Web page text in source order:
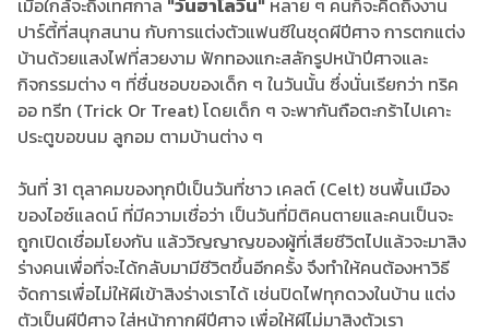
เมื่อใกล้จะถึงเทศกาล "วันฮาโลวีน" หลาย ๆ คนก็จะคิดถึงงาน
ปาร์ตี้ที่สนุกสนาน กับการแต่งตัวแฟนซีในชุดผีปีศาจ การตกแต่ง
บ้านด้วยแสงไฟที่สวยงาม ฟักทองแกะสลักรูปหน้าปีศาจและ
กิจกรรมต่าง ๆ ที่ชื่นชอบของเด็ก ๆ ในวันนั้น ซึ่งนั่นเรียกว่า ทริค
ออ ทรีท (Trick Or Treat) โดยเด็ก ๆ จะพากันถือตะกร้าไปเคาะ
ประตูขอขนม ลูกอม ตามบ้านต่าง ๆ
วันที่ 31 ตุลาคมของทุกปีเป็นวันที่ชาว เคลต์ (Celt) ชนพื้นเมือง
ของไอซ์แลดน์ ที่มีความเชื่อว่า เป็นวันที่มิติคนตายและคนเป็นจะ
ถูกเปิดเชื่อมโยงกัน แล้ววิญญาญของผู้ที่เสียชีวิตไปแล้วจะมาสิง
ร่างคนเพื่อที่จะได้กลับมามีชีวิตขึ้นอีกครั้ง จึงทำให้คนต้องหาวิธี
จัดการเพื่อไม่ให้ผีเข้าสิงร่างเราได้ เช่นปิดไฟทุกดวงในบ้าน แต่ง
ตัวเป็นผีปีศาจ ใส่หน้ากากผีปีศาจ เพื่อให้ผีไม่มาสิงตัวเรา